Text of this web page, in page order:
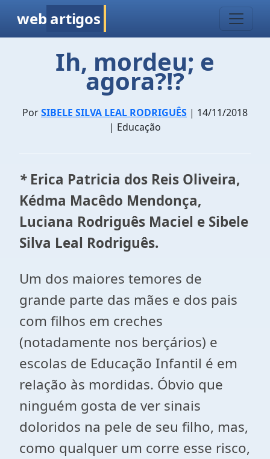
web artigos
Ih, mordeu; e
agora?!?
PorSIBELE SILVA LEAL RODRIGUÊS | 14/11/2018
| Educação
*Erica Patricia dos Reis Oliveira,
Kédma Macêdo Mendonça,
Luciana Rodriguês Maciel e Sibele
Silva Leal Rodriguês.
Um dos maiores temores de
grande parte das mães e dos pais
com filhos em creches
(notadamente nos berçários) e
escolas de Educação Infantil é em
relação às mordidas. Óbvio que
ninguém gosta de ver sinais
doloridos na pele de seu filho, mas,
como qualquer um corre esse risco,